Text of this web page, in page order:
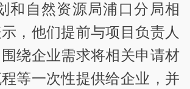
和自然资源局浦口分局相
，他们提前与项目负责人
绕企业需求将相关申请材
等一次性提供给企业，并